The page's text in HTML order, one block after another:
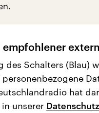
empfohlener
des Schalters (Blau)
hat
in unserer